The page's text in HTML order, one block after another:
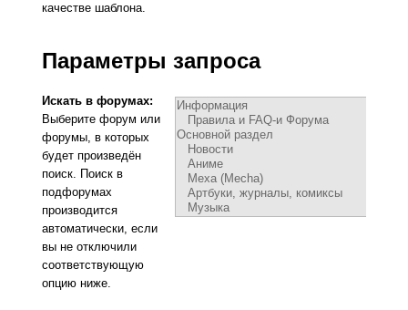
качестве шаблона.
Параметры запроса
Искать в форумах:
Выберите форум или
форумы, в которых
будет произведён
поиск. Поиск в
подфорумах
производится
автоматически, если
вы не отключили
соответствующую
опцию ниже.